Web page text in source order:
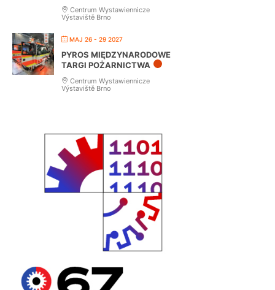
Centrum Wystawiennicze
Výstaviště Brno
MAJ 26 - 29 2027
PYROS MIĘDZYNARODOWE
TARGI POŻARNICTWA
Centrum Wystawiennicze
Výstaviště Brno